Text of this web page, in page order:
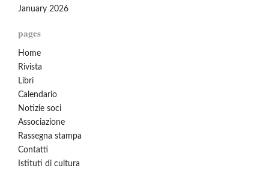
January 2026
pages
Home
Rivista
Libri
Calendario
Notizie soci
Associazione
Rassegna stampa
Contatti
Istituti di cultura